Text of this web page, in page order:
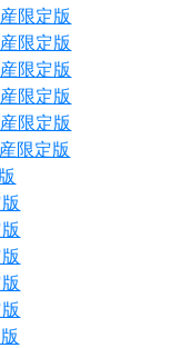
限定版
限定版
限定版
限定版
限定版
限定版